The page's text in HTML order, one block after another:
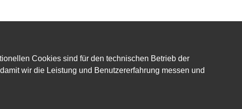
Cookies sind für den technischen Betrieb der
wir die Leistung und Benutzererfahrung messen und